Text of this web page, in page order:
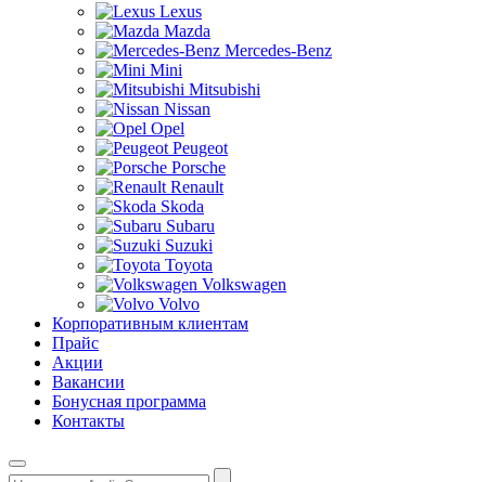
Lexus
Mazda
Mercedes-Benz
Mini
Mitsubishi
Nissan
Opel
Peugeot
Porsche
Renault
Skoda
Subaru
Suzuki
Toyota
Volkswagen
Volvo
Корпоративным клиентам
Прайс
Акции
Вакансии
Бонусная программа
Контакты